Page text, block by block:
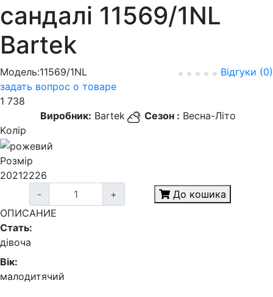
сандалі 11569/1NL
Bartek
Модель:11569/1NL
Відгуки (0)
задать вопрос о товаре
1 738
Виробник: Bartek Сезон : Весна-Літо
Kолір
Розмір
20212226
-
+
До кошика
ОПИСАНИЕ
Стать:
дівоча
Вік:
малодитячий